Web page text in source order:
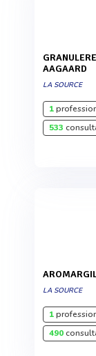
GRANULERET B, PROPOLIN® PURE À AVALER
AAGAARD
LA SOURCE
1
533
LA SOURCE
1
490